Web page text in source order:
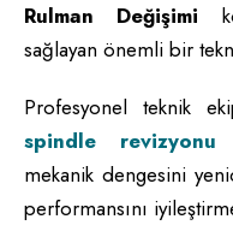
Rulman Değişimi
sağlayan önemli bir
Profesyonel teknik
spindle revizyonu
mekanik dengesini
performansını